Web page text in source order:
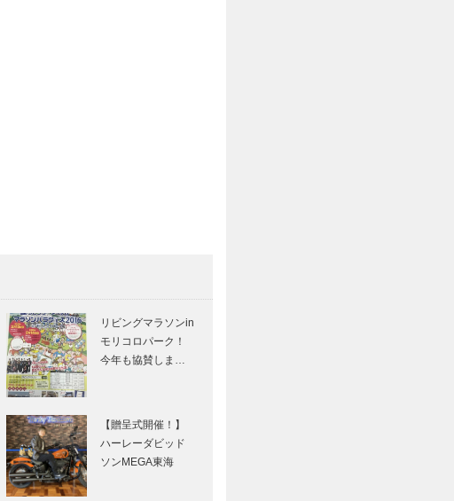
リビングマラソンin
モリコロパーク！
今年も協賛しま…
【贈呈式開催！】
ハーレーダビッド
ソンMEGA東海